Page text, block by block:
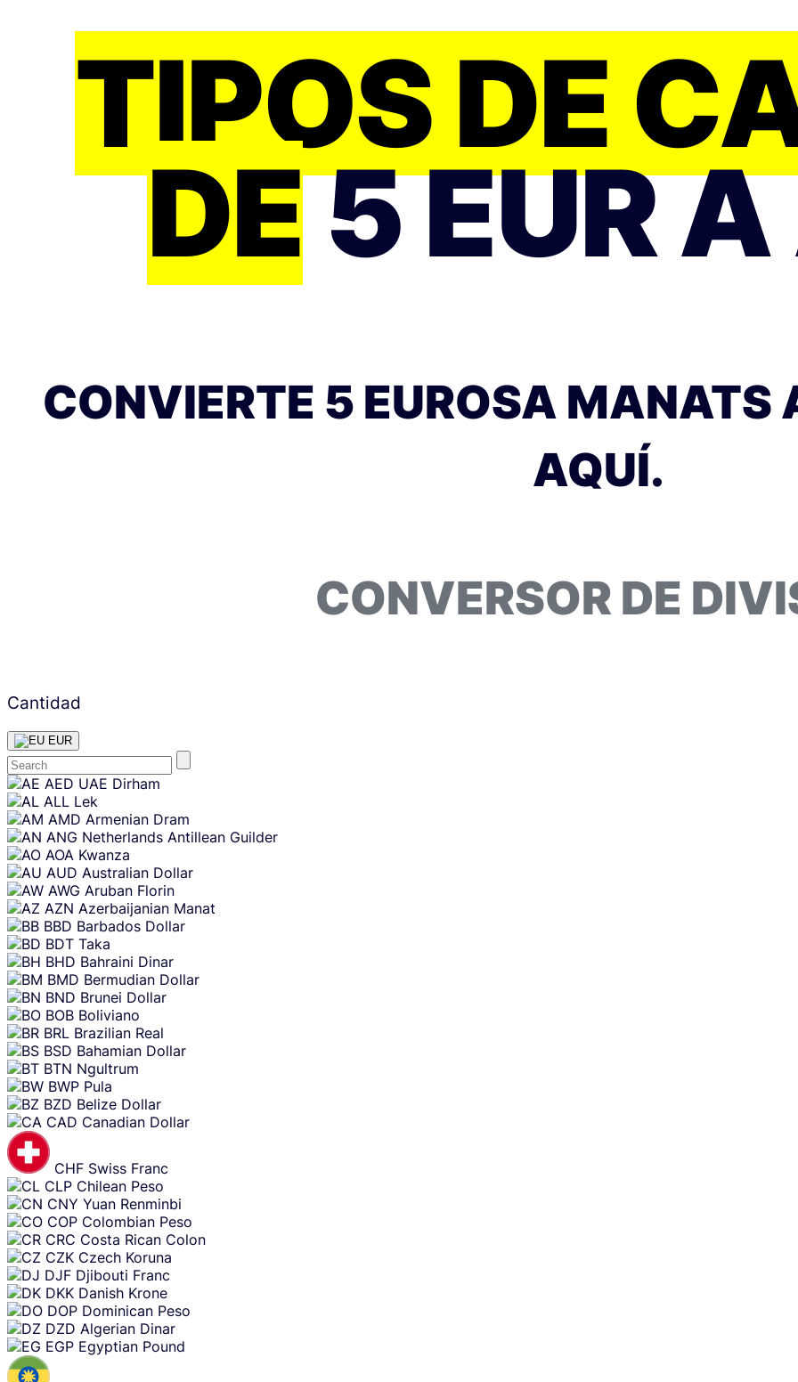
TIPOS DE
DE5 EUR
CONVIERTE 5 EUROSA MANATS
AQUÍ.
CONVERSOR DE
Cantidad
EUR
Skip
content
AED UAE Dirham
ALL Lek
AMD Armenian Dram
ANG Netherlands Antillean Guilder
AOA Kwanza
AUD Australian Dollar
AWG Aruban Florin
AZN Azerbaijanian Manat
BBD Barbados Dollar
BDT Taka
BHD Bahraini Dinar
BMD Bermudian Dollar
BND Brunei Dollar
BOB Boliviano
BRL Brazilian Real
BSD Bahamian Dollar
BTN Ngultrum
BWP Pula
BZD Belize Dollar
CAD Canadian Dollar
CHF Swiss Franc
CLP Chilean Peso
CNY Yuan Renminbi
COP Colombian Peso
CRC Costa Rican Colon
CZK Czech Koruna
DJF Djibouti Franc
DKK Danish Krone
DOP Dominican Peso
DZD Algerian Dinar
EGP Egyptian Pound